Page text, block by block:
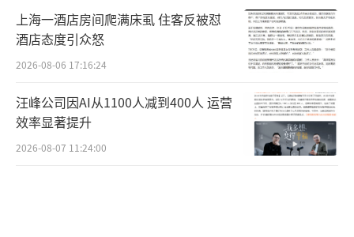
上海一酒店房间爬满床虱 住客反被怼
酒店态度引众怒
2026-08-06 17:16:24
汪峰公司因AI从1100人减到400人 运营
效率显著提升
2026-08-07 11:24:00